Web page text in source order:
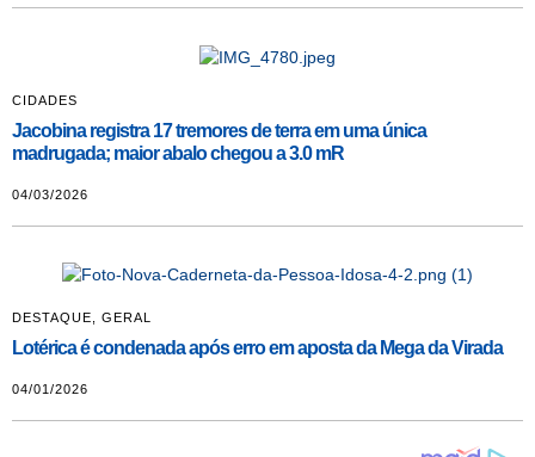
CIDADES
Jacobina registra 17 tremores de terra em uma única
madrugada; maior abalo chegou a 3.0 mR
04/03/2026
DESTAQUE GERAL
Lotérica é condenada após erro em aposta da Mega da Virada
04/01/2026